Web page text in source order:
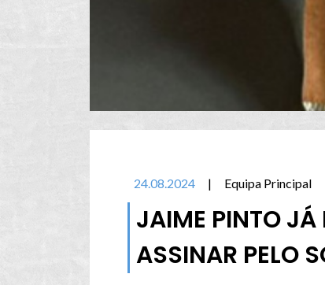
24.08.2024 | Equipa Principal
JAIME PINTO JÁ
ASSINAR PELO